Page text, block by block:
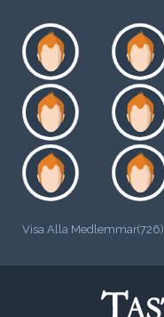
Visa Alla Medlemmar(726)